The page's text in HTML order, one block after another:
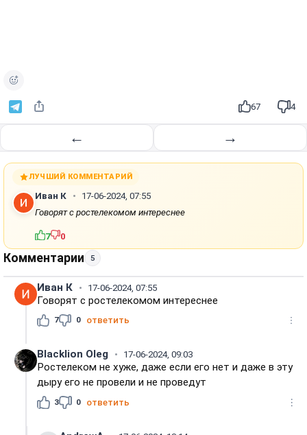
67 4
← →
ЛУЧШИЙ КОММЕНТАРИЙ
Иван К
17-06-2024, 07:55
Говорят с ростелекомом интереснее
7 0
Комментарии 5
Иван К 17-06-2024, 07:55
Говорят с ростелекомом интереснее
7 0 ответить
Blacklion Oleg 17-06-2024, 09:03
Ростелеком не хуже, даже если его нет и даже в эту
дыру его не провели и не проведут
3 0 ответить